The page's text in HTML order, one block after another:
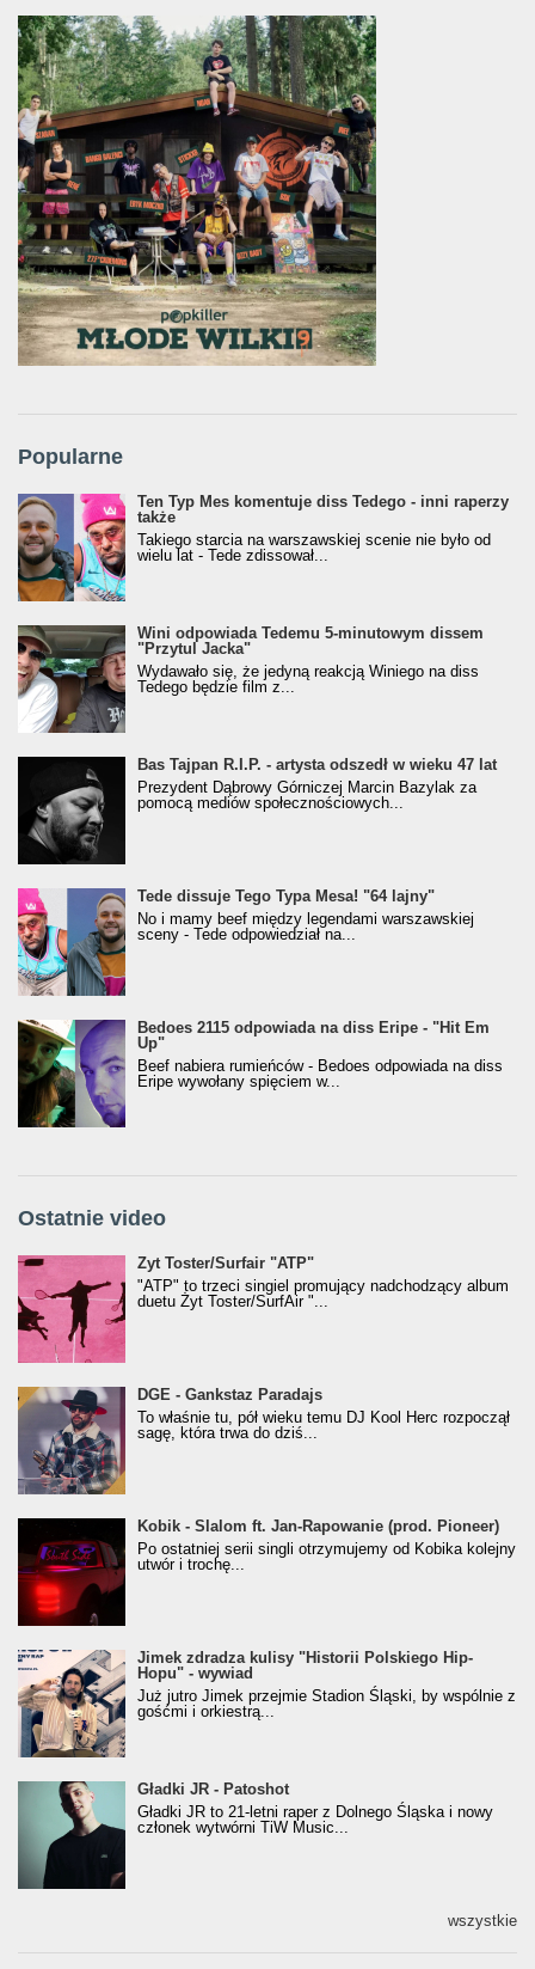
Popularne
Ten Typ Mes komentuje diss Tedego - inni raperzy
także
Takiego starcia na warszawskiej scenie nie było od
wielu lat - Tede zdissował...
Wini odpowiada Tedemu 5-minutowym dissem
"Przytul Jacka"
Wydawało się, że jedyną reakcją Winiego na diss
Tedego będzie film z...
Bas Tajpan R.I.P. - artysta odszedł w wieku 47 lat
Prezydent Dąbrowy Górniczej Marcin Bazylak za
pomocą mediów społecznościowych...
Tede dissuje Tego Typa Mesa! "64 lajny"
No i mamy beef między legendami warszawskiej
sceny - Tede odpowiedział na...
Bedoes 2115 odpowiada na diss Eripe - "Hit Em
Up"
Beef nabiera rumieńców - Bedoes odpowiada na diss
Eripe wywołany spięciem w...
Ostatnie video
Żyt Toster/SurfAir - ATP VIDEO
Żyt Toster/Surfair "ATP"
"ATP" to trzeci singiel promujący nadchodzący album
duetu Żyt Toster/SurfAir "...
donGURALesko z nagrodą za
Klasyczny/Trueschoolowy Album Roku
(Popkillery 2023)
DGE - Gankstaz Paradajs
To właśnie tu, pół wieku temu DJ Kool Herc rozpoczął
sagę, która trwa do dziś...
Kobik - Slalom ft. Jan-Rapowanie (prod. Pioneer)
[Official Music Visualiser]
Kobik - Slalom ft. Jan-Rapowanie (prod. Pioneer)
Po ostatniej serii singli otrzymujemy od Kobika kolejny
utwór i trochę...
Jimek zdradza kulisy "Historii Polskiego Hip-
Hopu" - wywiad
Jimek zdradza kulisy "Historii Polskiego Hip-
Hopu" - wywiad
Już jutro Jimek przejmie Stadion Śląski, by wspólnie z
gośćmi i orkiestrą...
Gładki JR - Patoshot
Gładki JR - Patoshot
Gładki JR to 21-letni raper z Dolnego Śląska i nowy
członek wytwórni TiW Music...
wszystkie